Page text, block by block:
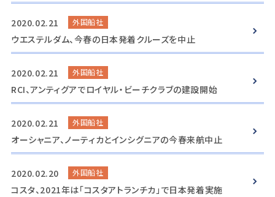
2020.02.21 外国船社
ウエステルダム、今春の日本発着クルーズを中止
2020.02.21 外国船社
RCI、アンティグアでロイヤル・ビーチクラブの建設開始
2020.02.21 外国船社
オーシャニア、ノーティカとインシグニアの今春来航中止
2020.02.20 外国船社
コスタ、2021年は「コスタアトランチカ」で日本発着実施